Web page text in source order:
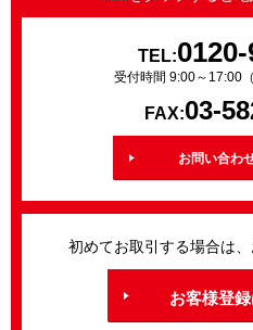
TEL:
受付時間 9:00～17:00
FAX:03-
お問い合わ
初めてお取引する場合は、
お客様登